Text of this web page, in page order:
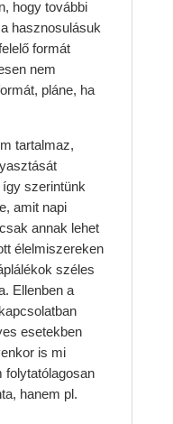
hogy további
hasznosulásuk
formát
nem
pláne, ha
tartalmaz,
szerintünk
amit napi
annak lehet
élelmiszereken
széles
Ellenben a
esetekben
is mi
folytatólagosan
hanem pl.